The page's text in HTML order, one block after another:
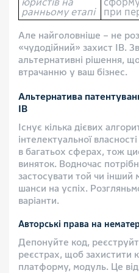
ранньому етапі
при
Але найголовніше – не
«чудодійний» захист ІВ.
альтернативні рішення,
втрачанню у ваш бізнес.
Альтернатива
ІВ
Існує кілька дієвих
інтелектуальної
в багатьох сферах, тож
виняток. Водночас
застосувати той чи інший
шанси на успіх.
варіанти.
Авторські права на
Депонуйте код,
реєстрах, щоб захистити
платформу, модуль. Це